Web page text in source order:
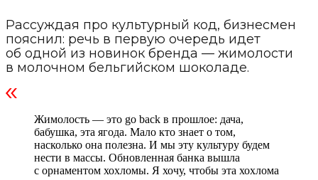
Рассуждая про культурный код, бизнесмен
пояснил: речь в первую очередь идет
об одной из новинок бренда — жимолости
в молочном бельгийском шоколаде.
Жимолость — это go back в прошлое: дача,
бабушка, эта ягода. Мало кто знает о том,
насколько она полезна. И мы эту культуру будем
нести в массы. Обновленная банка вышла
с орнаментом хохломы. Я хочу, чтобы эта хохлома